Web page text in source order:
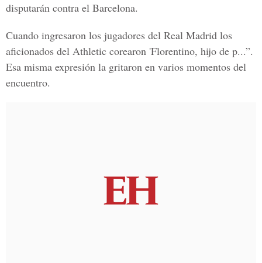
disputarán contra el Barcelona.
Cuando ingresaron los jugadores del Real Madrid los
aficionados del Athletic corearon 'Florentino, hijo de p...”.
Esa misma expresión la gritaron en varios momentos del
encuentro.